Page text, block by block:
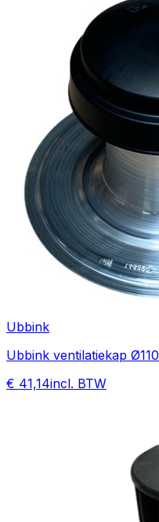
Ubbink
Ubbink ventilatiekap Ø110
€ 41,14incl. BTW